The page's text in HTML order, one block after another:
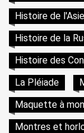
Histoire de l'Asie
Histoire de la
Histoire des
La Pléiade
Maquette à
Montres et